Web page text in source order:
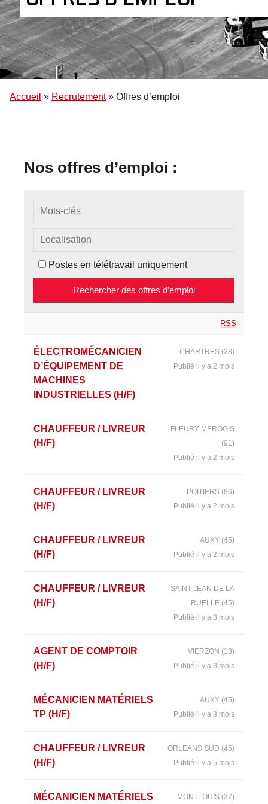
Accueil » Recrutement» Offres d’emploi
Nos offres d’emploi :
Postes en télétravail uniquement
RSS
ÉLECTROMÉCANICIEN
D’ÉQUIPEMENT DE
MACHINES
INDUSTRIELLES (H/F)
CHARTRES (28)
Publié il y a 2 mois
CHAUFFEUR / LIVREUR
(H/F)
FLEURY MEROGIS
(91)
Publié il y a 2 mois
CHAUFFEUR / LIVREUR
(H/F)
POITIERS (86)
Publié il y a 2 mois
CHAUFFEUR / LIVREUR
(H/F)
AUXY (45)
Publié il y a 2 mois
CHAUFFEUR / LIVREUR
(H/F)
SAINT JEAN DE LA
RUELLE (45)
Publié il y a 3 mois
AGENT DE COMPTOIR
(H/F)
VIERZON (18)
Publié il y a 3 mois
MÉCANICIEN MATÉRIELS
TP (H/F)
AUXY (45)
Publié il y a 3 mois
CHAUFFEUR / LIVREUR
(H/F)
ORLEANS SUD (45)
Publié il y a 5 mois
MÉCANICIEN MATÉRIELS MONTLOUIS (37)